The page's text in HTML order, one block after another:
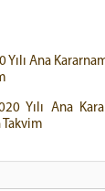
Yılı Ana
Yılı Ana